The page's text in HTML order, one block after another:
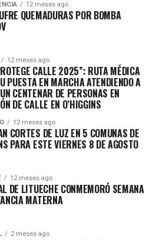
12 meses ago
QUEMADURAS POR BOMBA
12 meses ago
CALLE 2025”: RUTA MÉDICA
PUESTA EN MARCHA ATENDIENDO A
CENTENAR DE PERSONAS EN
DE CALLE EN O’HIGGINS
12 meses ago
CORTES DE LUZ EN 5 COMUNAS DE
PARA ESTE VIERNES 8 DE AGOSTO
12 meses ago
DE LITUECHE CONMEMORÓ SEMANA
MATERNA
2 meses ago